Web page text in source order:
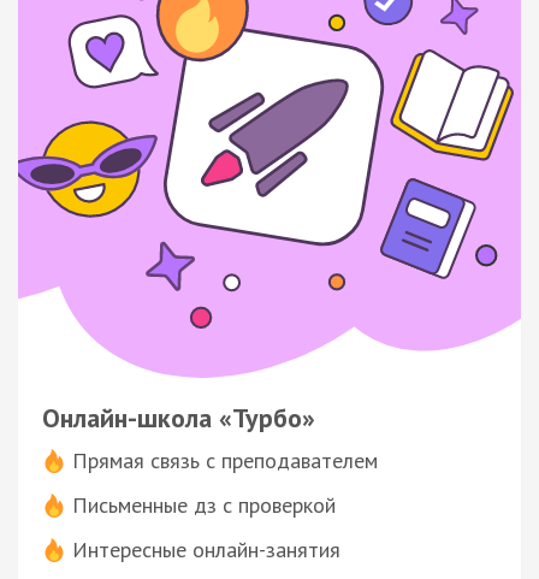
Онлайн-школа «Турбо»
Прямая связь с преподавателем
Письменные дз с проверкой
Интересные онлайн-занятия